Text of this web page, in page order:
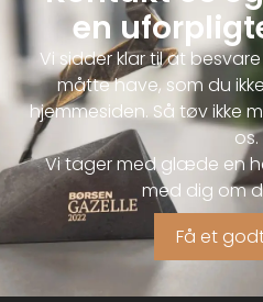
en
Vi sidder klar til at
måtte have, som du
hjemmesiden. Så tøv ikke
os.
Vi tager med glæde en
med dig om
Få et